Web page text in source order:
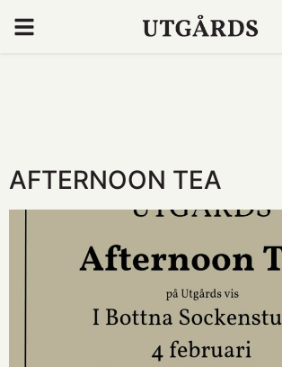
AFTERNOON TEA